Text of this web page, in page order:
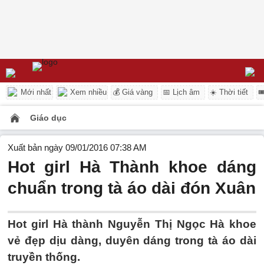
Mới nhất Xem nhiều 💰 Giá vàng 📅 Lịch âm ☀️ Thời tiết
Giáo dục
Xuất bản ngày 09/01/2016 07:38 AM
Hot girl Hà Thành khoe dáng
chuẩn trong tà áo dài đón Xuân
Hot girl Hà thành Nguyễn Thị Ngọc Hà khoe
vẻ đẹp dịu dàng, duyên dáng trong tà áo dài
truyền thống.